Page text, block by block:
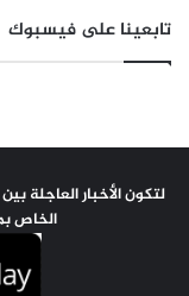
تابعينا على فيسبوك
لتكون الأخبار العاجلة
الخاص